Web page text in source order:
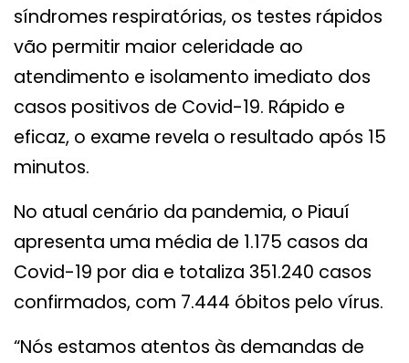
síndromes respiratórias, os testes rápidos
vão permitir maior celeridade ao
atendimento e isolamento imediato dos
casos positivos de Covid-19. Rápido e
eficaz, o exame revela o resultado após 15
minutos.
No atual cenário da pandemia, o Piauí
apresenta uma média de 1.175 casos da
Covid-19 por dia e totaliza 351.240 casos
confirmados, com 7.444 óbitos pelo vírus.
“Nós estamos atentos às demandas de